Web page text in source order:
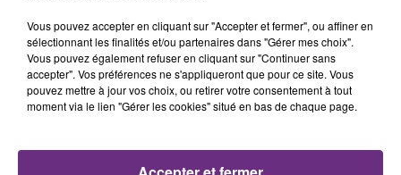
SHAKIRA FEAT. ALEJANDRO SANZ TAYLOR SWIFT
Vous pouvez accepter en cliquant sur "Accepter et fermer", ou affiner en
sélectionnant les finalités et/ou partenaires dans "Gérer mes choix".
Vous pouvez également refuser en cliquant sur "Continuer sans
accepter". Vos préférences ne s'appliqueront que pour ce site. Vous
pouvez mettre à jour vos choix, ou retirer votre consentement à tout
moment via le lien "Gérer les cookies" situé en bas de chaque page.